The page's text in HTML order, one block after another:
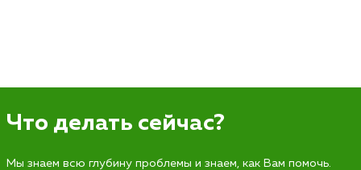
Что делать сейчас?
Мы знаем всю глубину проблемы и знаем, как Вам помочь.